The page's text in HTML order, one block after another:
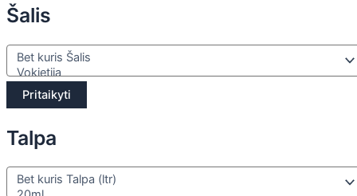
Šalis
Pritaikyti
Talpa